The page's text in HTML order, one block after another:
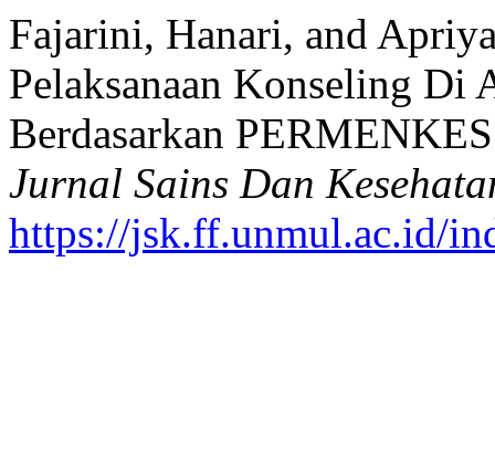
Fajarini, Hanari, and
Pelaksanaan Konseling Di
Berdasarkan
Jurnal Sains Dan
https://jsk.ff.unmul.ac.id/